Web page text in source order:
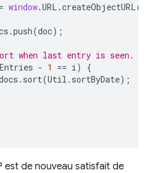
= window.URL .createObjectURL(
.push(doc);
when last entry is seen.
- 1 == i )
{
. sort(Util . sortByDate);
est de nouveau satisfait de